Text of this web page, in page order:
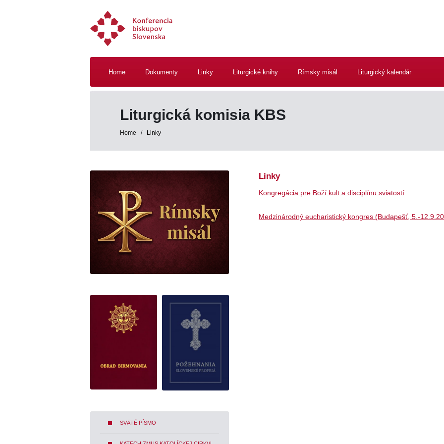
Home Dokumenty Linky Liturgické knihy Rímsky misál Liturgický kalendár
Liturgická komisia KBS
Home / Linky
SVÄTÉ PÍSMO
Linky
Kongregácia pre Boží kult a disciplínu sviatostí
Medzinárodný eucharistický kongres (Budapešť, 5.-